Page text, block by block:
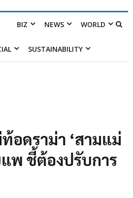
BIZ NEWS WORLD
SUSTAINABILITY
ท้อดราม่า ‘สามแม่
พ ชี้ต้องปรับการ